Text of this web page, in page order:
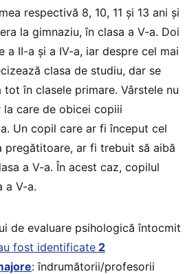
respectivă 8, 10, 11 și 13 ani și
la gimnaziu, în clasa a V-a. Doi
a II-a și a IV-a, iar despre cel mai
clasa de studiu, dar se
în clasele primare. Vârstele nu
la care de obicei copiii
Un copil care ar fi început cel
pregătitoare, ar fi trebuit să aibă
a V-a. În acest caz, copilul
a V-a.
de evaluare psihologică întocmit
fost identificate 2
: îndrumătorii/profesorii